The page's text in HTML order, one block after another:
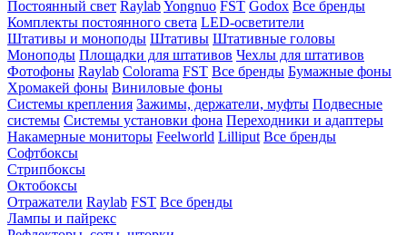
Постоянный свет RaylabYongnuo FST Godox Все бренды
Комплекты постоянного света LED-осветители
Штативы и моноподы Штативы Штативные головы
Моноподы Площадки для штативов Чехлы для штативов
Фотофоны Raylab Colorama FST Все бренды Бумажные фоны
Хромакей фоны Виниловые фоны
Системы крепления Зажимы, держатели, муфты Подвесные
системы Системы установки фона Переходники и адаптеры
Накамерные мониторы Feelworld Lilliput Все бренды
Софтбоксы
Стрипбоксы
Октобоксы
Отражатели Raylab FST Все бренды
Лампы и пайрекс